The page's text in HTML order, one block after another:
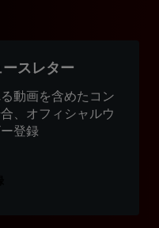
スレター
動画を含めたコン
、オフィシャルウ
登録